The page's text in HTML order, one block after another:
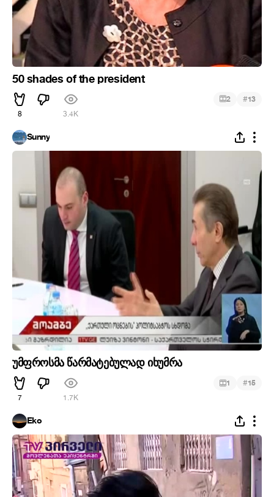
50 shades of the president
8 3.4K
2 #13
Sunny
უმფროსმა წარმატებულად იხუმრა
7 1.7K
1 #15
Eko